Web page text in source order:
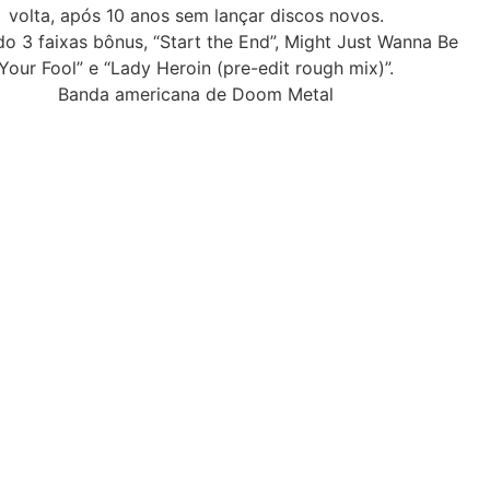
volta, após 10 anos sem lançar discos novos.
3 faixas bônus, “Start the End”, Might Just Wanna Be
Fool” e “Lady Heroin (pre-edit rough mix)”.
Banda americana de Doom Metal